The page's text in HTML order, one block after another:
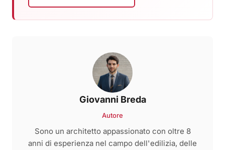
Giovanni Breda
Autore
Sono un architetto appassionato con oltre 8
anni di esperienza nel campo dell'edilizia, delle